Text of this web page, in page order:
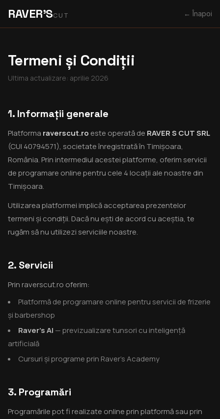
RAVER'SCUT ← Înapoi
Termeni și Condiții
Ultima actualizare: aprilie 2026
1. Informații generale
Platforma raverscut.ro este operată de RAVER S CUT SRL
(CUI 40794571), societate înregistrată în Timișoara,
România. Prin intermediul acestei platforme, oferim servicii
de programare online pentru cele 4 locații ale noastre din
Timișoara.
Utilizarea platformei implică acceptarea prezentelor
termeni și condiții. Dacă nu ești de acord cu aceștia, te
rugăm să nu utilizezi serviciile noastre.
2. Servicii
Prin raverscut.ro oferim:
Platformă de programare online pentru servicii de frizerie
și barbershop
Raver's AI — previzualizare tunsori cu inteligență
artificială
Cursuri și programe prin Raver's Academy
3. Programări
Programările pot fi realizate online prin platformă sau prin